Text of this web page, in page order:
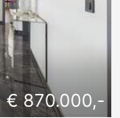
€ 870.000,-